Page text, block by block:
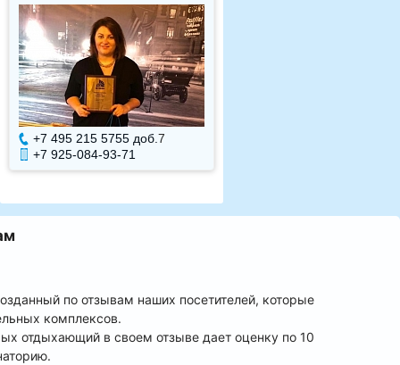
+7 495 215 5755 доб. 7
+7 925-084-93-71
по отзывам наших посетителей, которые
комплексов.
отдыхающий в своем отзыве дает оценку по 10